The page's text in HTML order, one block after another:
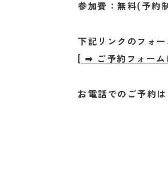
参加費：無料(予約
下記リンクのフォ
[ ➡︎ ご予約フォー
お電話でのご予約